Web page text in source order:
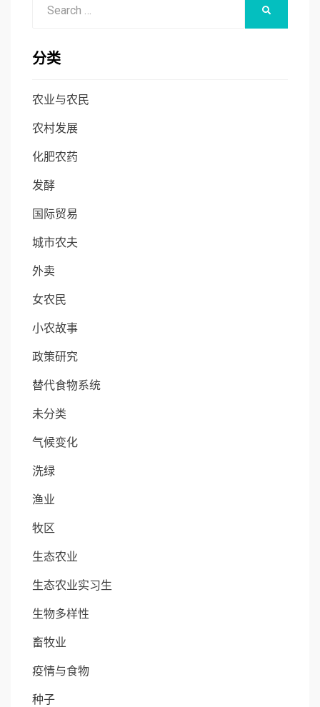
分类
农业与农民
农村发展
化肥农药
发酵
国际贸易
城市农夫
外卖
女农民
小农故事
政策研究
替代食物系统
未分类
气候变化
洗绿
渔业
牧区
生态农业
生态农业实习生
生物多样性
畜牧业
疫情与食物
种子